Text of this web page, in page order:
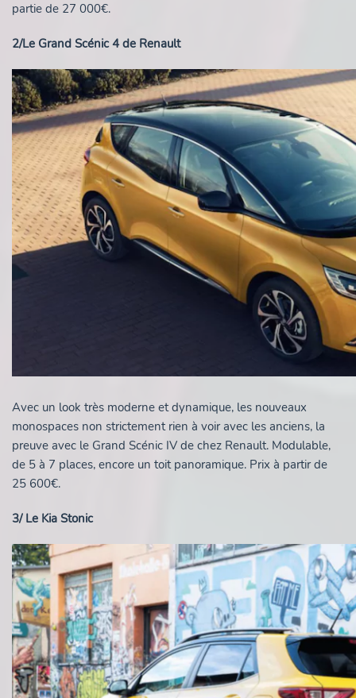
partie de 27 000€.
2/Le Grand Scénic 4 de Renault
Avec un look très moderne et dynamique, les nouveaux
monospaces non strictement rien à voir avec les anciens, la
preuve avec le Grand Scénic IV de chez Renault. Modulable,
de 5 à 7 places, encore un toit panoramique. Prix à partir de
25 600€.
3/ Le Kia Stonic